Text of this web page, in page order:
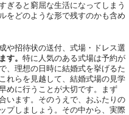
ぎると窮屈な生活になってしまう
をどのような形で残すのかも含め
や招待状の送付、式場・ドレス選
す。 特に人気のある式場は予約が
、理想の日時に結婚式を挙げるた
れらを見越して、結婚式場の見学
めに行うことが大切です。まず
います。そのうえで、おふたりの
プしましょう。その中から、実際